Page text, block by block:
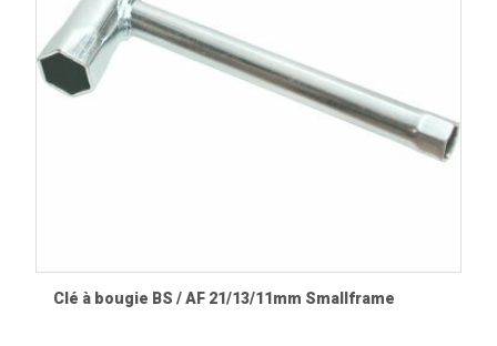
Clé à bougie BS / AF 21/13/11mm Smallframe